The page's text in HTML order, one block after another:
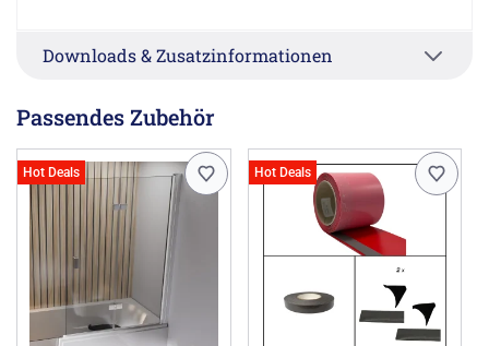
Pflegeleichte Oberfläche
Glasabtrennung und Sitz nicht im Lieferumfang
enthalten!
Herstellerinformationen
MEGABAD GmbH, Heisenbergstr.19a, 50169 Kerpen DE,
info@megabad.de
Downloads & Zusatzinformationen
Passendes Zubehör
Hot Deals Hot Deals